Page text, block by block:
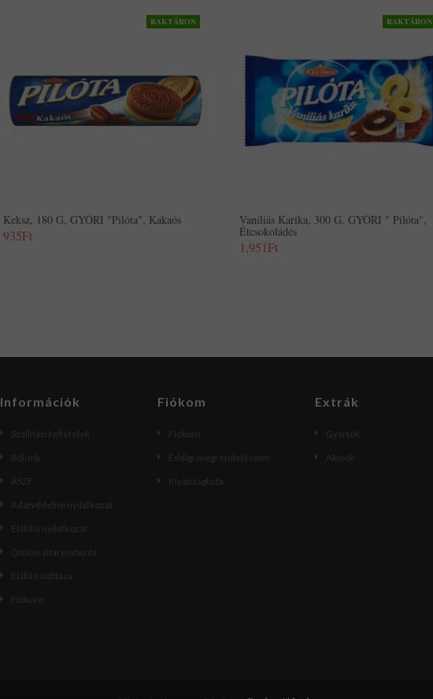
RAKTÁRON
Keksz, 180 G, GYŐRI "Pilóta", Kakaós
935Ft
RAKTÁRON
Vaníliás Karika, 300 G, GYŐRI " Pilóta",
Étcsokoládés
1,951Ft
Információk
Szállítási feltételek
Rólunk
ÁSZF
Adatvédelmi nyilatkozat
Elállási nyilatkozat
Online vitarendezés
Elállás indítása
Fiókom
Fiókom
Fiókom
Eddigi megrendeléseim
Kívánságlista
Extrák
Gyártók
Akciók